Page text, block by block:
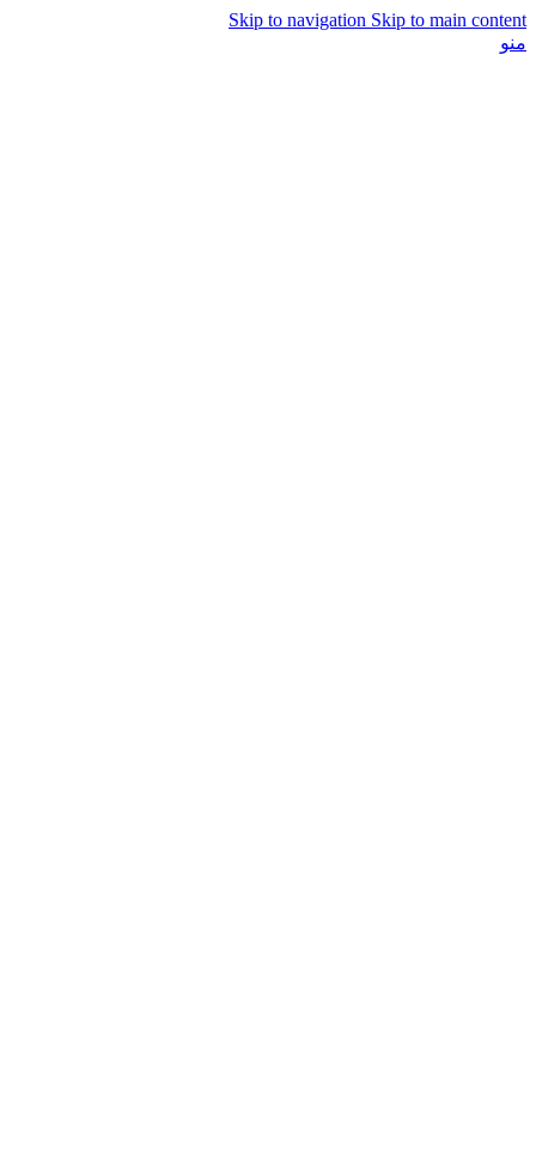
Skip to navigation Skip to main content
منو